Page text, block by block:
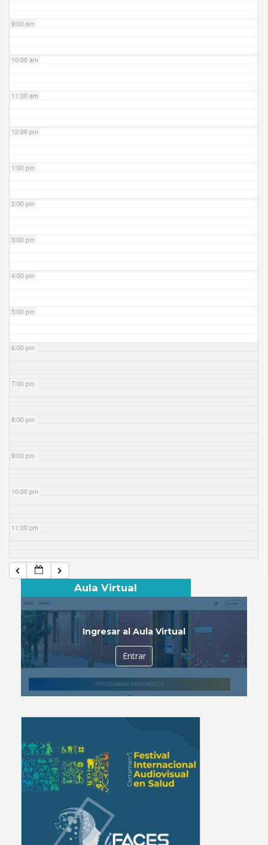
9:00 am
10:00 am
11:00 am
12:00 pm
1:00 pm
2:00 pm
3:00 pm
4:00 pm
5:00 pm
6:00 pm
7:00 pm
8:00 pm
9:00 pm
10:00 pm
11:00 pm
Aula Virtual
Ingresar al Aula Virtual
Entrar